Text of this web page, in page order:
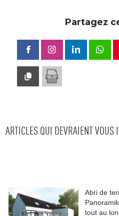
Partagez
ARTICLES QUI DEVRAIENT VOUS
Abri de
tout au